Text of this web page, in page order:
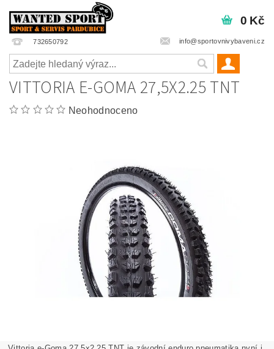
732650792 info@sportovnivybaveni.cz
0 Kč
VITTORIA E-GOMA 27,5X2.25 TNT
Neohodnoceno